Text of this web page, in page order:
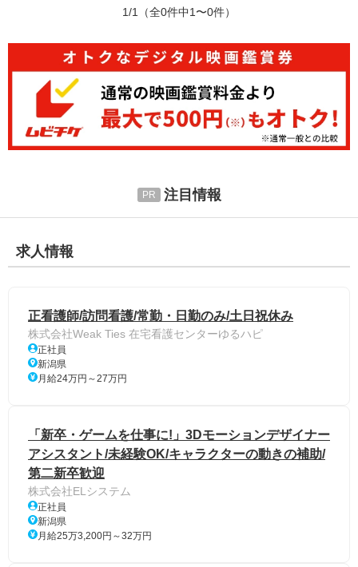
1/1 （全0件中1〜0件）
注目情報
求人情報
正看護師/訪問看護/常勤・日勤のみ/土日祝休み
株式会社Weak Ties 在宅看護センターゆるハピ
正社員
新潟県
月給24万円～27万円
「新卒・ゲームを仕事に!」3Dモーションデザイナー
アシスタント/未経験OK/キャラクターの動きの補助/
第二新卒歓迎
株式会社ELシステム
正社員
新潟県
月給25万3,200円～32万円